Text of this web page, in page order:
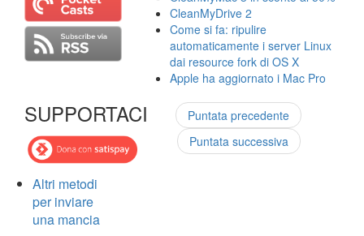
SUPPORTACI
Altri metodi
per inviare
una mancia
CleanMyDrive 2
Come si fa: ripulire
automaticamente i server Linux
dai resource fork di OS X
Apple ha aggiornato i Mac Pro
Puntata precedente
Puntata successiva